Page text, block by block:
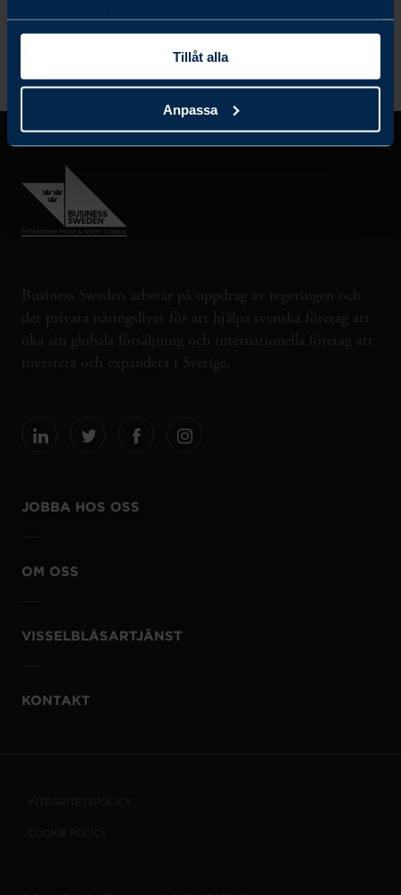
samlat in när du har använt deras tjänster.
Tillåt alla
Anpassa
Business Sweden arbetar på uppdrag av regeringen och
det privata näringslivet för att hjälpa svenska företag att
öka sin globala försäljning och internationella företag att
investera och expandera i Sverige.
JOBBA HOS OSS
OM OSS
VISSELBLÅSARTJÄNST
KONTAKT
INTEGRITETSPOLICY
COOKIE POLICY